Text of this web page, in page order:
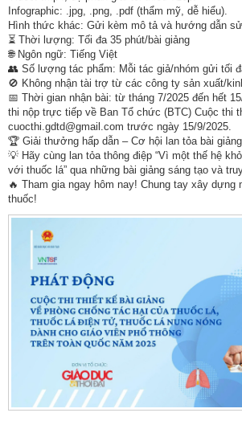
Infographic: .jpg, .png, .pdf (thẩm mỹ, dễ hiểu).
Hình thức khác: Gửi kèm mô tả và hướng dẫn sử
⏳ Thời lượng: Tối đa 35 phút/bài giảng
🌐 Ngôn ngữ: Tiếng Việt
👥 Số lượng tác phẩm: Mỗi tác giả/nhóm gửi tối
🚫 Không nhận tài trợ từ các công ty sản xuất/
📅 Thời gian nhận bài: từ tháng 7/2025 đến hết
thi nộp trực tiếp về Ban Tổ chức (BTC) Cuộc thi
cuocthi.gdtd@gmail.com trước ngày 15/9/2025.
🏆 Giải thưởng hấp dẫn – Cơ hội lan tỏa bài
💡 Hãy cùng lan tỏa thông điệp “Vì một thế hệ
với thuốc lá” qua những bài giảng sáng tạo và
🔥 Tham gia ngay hôm nay! Chung tay xây dựng
thuốc!